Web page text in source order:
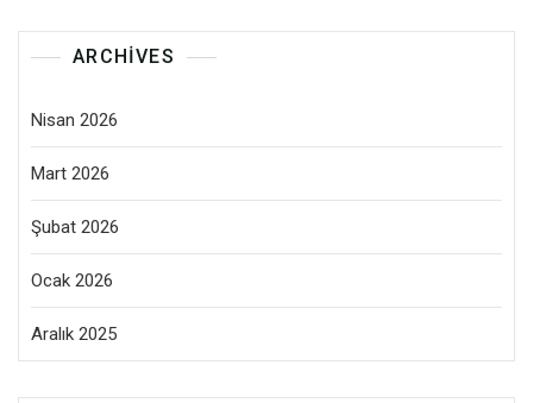
ARCHIVES
Nisan 2026
Mart 2026
Şubat 2026
Ocak 2026
Aralık 2025